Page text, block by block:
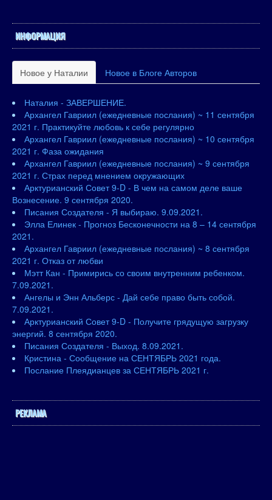
ИНФОРМАЦИЯ
Новое у Наталии Новое в Блоге Авторов
Наталия - ЗАВЕРШЕНИЕ.
Архангел Гавриил (ежедневные послания) ~ 11 сентября
2021 г. Практикуйте любовь к себе регулярно
Архангел Гавриил (ежедневные послания) ~ 10 сентября
2021 г. Фаза ожидания
Архангел Гавриил (ежедневные послания) ~ 9 сентября
2021 г. Страх перед мнением окружающих
Арктурианский Совет 9-D - В чем на самом деле ваше
Вознесение. 9 сентября 2020.
Писания Создателя - Я выбираю. 9.09.2021.
Элла Елинек - Прогноз Бесконечности на 8 – 14 сентября
2021.
Архангел Гавриил (ежедневные послания) ~ 8 сентября
2021 г. Отказ от любви
Мэтт Кан - Примирись со своим внутренним ребенком.
7.09.2021.
Ангелы и Энн Альберс - Дай себе право быть собой.
7.09.2021.
Арктурианский Совет 9-D - Получите грядущую загрузку
энергий. 8 сентября 2020.
Писания Создателя - Выход. 8.09.2021.
Кристина - Сообщение на СЕНТЯБРЬ 2021 года.
Послание Плеядианцев за СЕНТЯБРЬ 2021 г.
РЕКЛАМА